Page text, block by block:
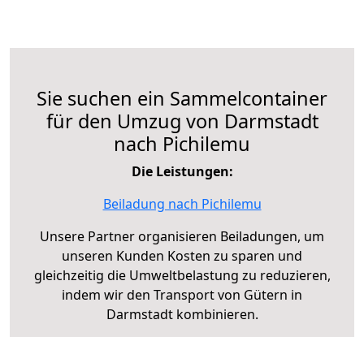
Sie suchen ein Sammelcontainer
für den Umzug von Darmstadt
nach Pichilemu
Die Leistungen:
Beiladung nach Pichilemu
Unsere Partner organisieren Beiladungen, um
unseren Kunden Kosten zu sparen und
gleichzeitig die Umweltbelastung zu reduzieren,
indem wir den Transport von Gütern in
Darmstadt kombinieren.